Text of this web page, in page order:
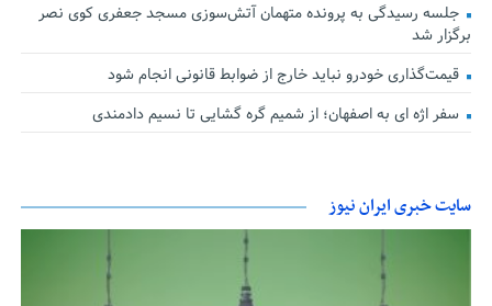
جلسه رسیدگی به پرونده متهمان آتش‌سوزی مسجد جعفری کوی نصر
برگزار شد
قیمت‌گذاری خودرو نباید خارج از ضوابط قانونی انجام شود
سفر اژه ای به اصفهان؛ از شمیم گره گشایی تا نسیم دادمندی
سایت خبری ایران نیوز